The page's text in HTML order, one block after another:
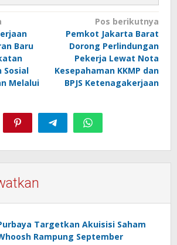
Baru
Sosial
Melalui
Pos berikutnya
Pemkot Jakarta Barat
Dorong Perlindungan
Pekerja Lewat Nota
Kesepahaman KKMP dan
BPJS Ketenagakerjaan
Targetkan Akuisisi Saham
Rampung September